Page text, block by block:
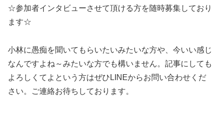
☆参加者インタビューさせて頂ける方を随時募集しており
ます☆
小林に愚痴を聞いてもらいたいみたいな方や、今いい感じ
なんですよね～みたいな方でも構いません。記事にしても
よろしくてよという方はぜひLINEからお問い合わせくだ
さい。ご連絡お待ちしております。